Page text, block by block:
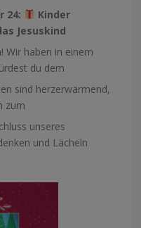
24:
Kinder
Jesuskind
Wir haben in einem
du dem
sind herzerwärmend,
zum
unseres
und Lächeln